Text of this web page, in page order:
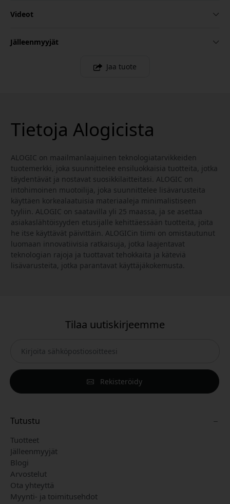
Videot
Jälleenmyyjät
Jaa tuote
Tietoja Alogicista
ALOGIC on maailmanlaajuinen teknologiatarvikkeiden
tuotemerkki, joka suunnittelee ensiluokkaisia tuotteita, jotka
täydentävät ja nostavat suosikkilaitteitasi. ALOGIC on
intohimoinen muotoilija, joka suunnittelee lisävarusteita
käyttäen korkealaatuisia materiaaleja minimalistiseen
tyyliin. ALOGIC on saatavilla yli 25 maassa, ja se asettaa
asiakaslähtöisyyden etusijalle kehittäessään tuotteita, joita
he itse käyttävät päivittäin. ALOGICin tiimi on omistautunut
luomaan innovatiivisia ratkaisuja, jotka laajentavat
teknologian rajoja ja tuottavat tehokkaita ja käteviä
lisävarusteita, jotka parantavat käyttäjäkokemusta.
Tilaa uutiskirjeemme
Rekisteröidy
Tutustu
Tuotteet
Jälleenmyyjät
Blogi
Arvostelut
Ota yhteyttä
Myynti- ja toimitusehdot